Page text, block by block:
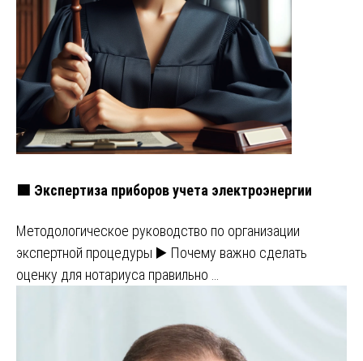
🟩 Экспертиза приборов учета электроэнергии
Методологическое руководство по организации
экспертной процедуры ▶️ Почему важно сделать
оценку для нотариуса правильно …